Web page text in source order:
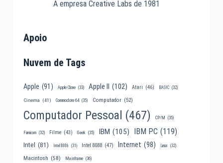
A empresa Creative Labs de 1981
Apoio
Nuvem de Tags
Apple (91) Apple Clone (33) Apple II (102) Atari (46) BASIC (32)
Cinema (41) Commodore 64 (35) Computador (52)
Computador Pessoal (467) CP/M (35)
Famicom (32) Filme (43) Geek (35) IBM (105) IBM PC (119)
Intel (81) Intel 8086 (31) Intel 8088 (47) Internet (98) Linux (32)
Macintosh (58) Mainframe (36)